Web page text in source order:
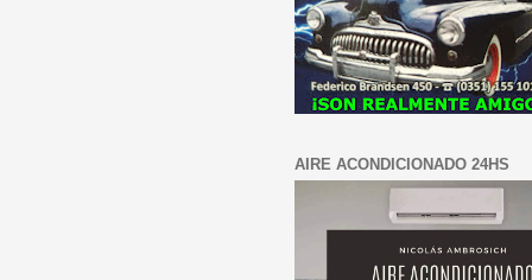
AIRE ACONDICIONADO 24HS